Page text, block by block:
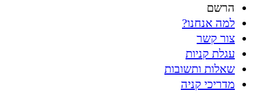
הרשם
למה אנחנו?
צור קשר
עגלת קניות
שאלות ותשובות
מדריכי קניה